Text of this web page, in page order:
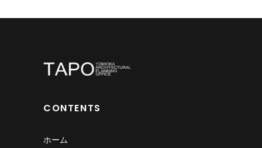
CONTENTS
ホーム